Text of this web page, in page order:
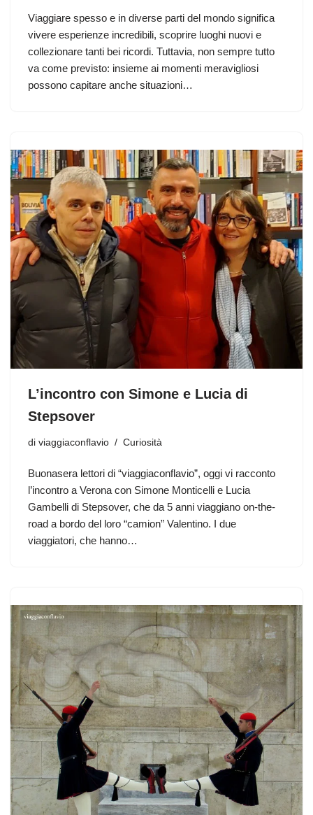
Viaggiare spesso e in diverse parti del mondo significa
vivere esperienze incredibili, scoprire luoghi nuovi e
collezionare tanti bei ricordi. Tuttavia, non sempre tutto
va come previsto: insieme ai momenti meravigliosi
possono capitare anche situazioni…
L’incontro con Simone e Lucia di
Stepsover
di viaggiaconflavio Curiosità
Buonasera lettori di “viaggiaconflavio”, oggi vi racconto
l’incontro a Verona con Simone Monticelli e Lucia
Gambelli di Stepsover, che da 5 anni viaggiano on-the-
road a bordo del loro “camion” Valentino. I due
viaggiatori, che hanno…